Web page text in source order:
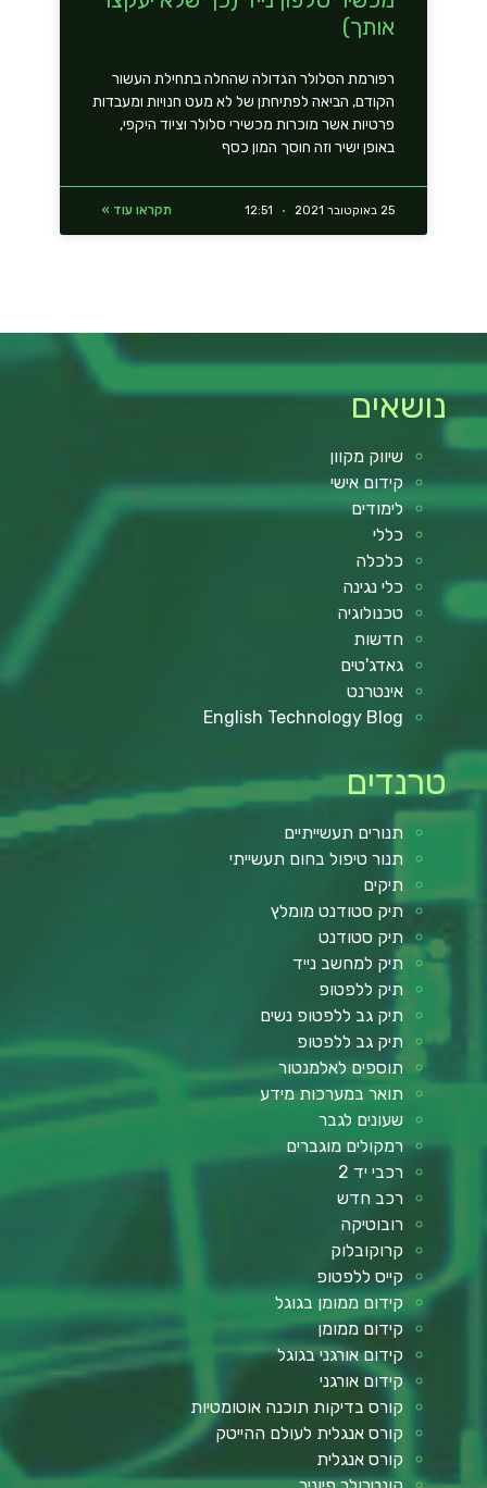
אותך)
רפורמת הסלולר הגדולה שהחלה בתחילת העשור
הקודם, הביאה לפתיחתן של לא מעט חנויות ומעבדות
פרטיות אשר מוכרות מכשירי סלולר וציוד היקפי,
באופן ישיר וזה חוסך המון כסף
תקראו עוד » 25 באוקטובר 2021
נושאים
שיווק מקוון
קידום אישי
לימודים
כללי
כלכלה
כלי נגינה
טכנולוגיה
חדשות
גאדג'טים
אינטרנט
English Technology Blog
טרנדים
תנורים תעשייתיים
תנור טיפול בחום תעשייתי
תיקים
תיק סטודנט מומלץ
תיק סטודנט
תיק למחשב נייד
תיק ללפטופ
תיק גב ללפטופ נשים
תיק גב ללפטופ
תוספים לאלמנטור
תואר במערכות מידע
שעונים לגבר
רמקולים מוגברים
רכבי יד 2
רכב חדש
רובוטיקה
קרוקובלוק
קייס ללפטופ
קידום ממומן בגוגל
קידום ממומן
קידום אורגני בגוגל
קידום אורגני
קורס בדיקות תוכנה אוטומטיות
קורס אנגלית לעולם ההייטק
קורס אנגלית